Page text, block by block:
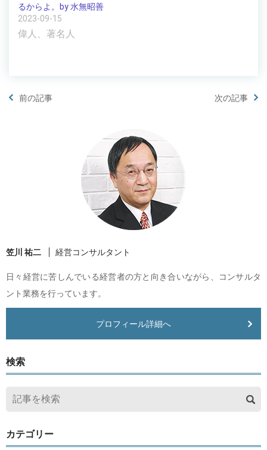
るからよ。by 水無昭善
2023-09-15
偉人、著名人
前の記事 次の記事
笠川 祐二 経営コンサルタント
日々経営に苦しんでいる経営者の方と向き合いながら、コンサルタ
ント業務を行っています。
プロフィール詳細へ
検索
カテゴリー